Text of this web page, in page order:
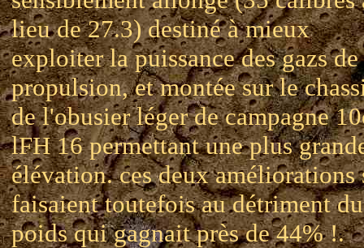
lieu de 27.3) destiné à mieux
exploiter la puissance des gazs de
propulsion, et montée sur le
de l'obusier léger de campagne
lFH 16 permettant une plus
élévation. ces deux améliorations
faisaient toutefois au détriment du
poids qui gagnait près de 44% !.